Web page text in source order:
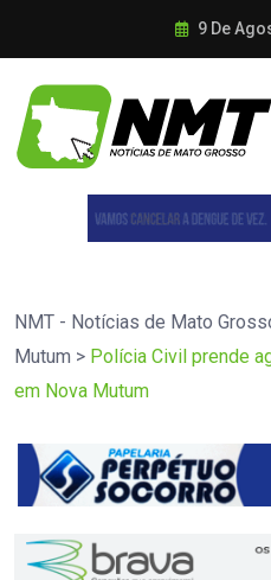
9 De
NMT - Notícias de Mato
Mutum > Polícia Civil prende
em Nova Mutum